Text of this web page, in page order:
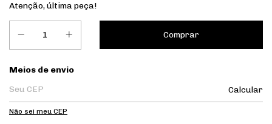
Atenção, última peça!
Entregas para o CEP:
Meios de envio
Calcular
Não sei meu CEP